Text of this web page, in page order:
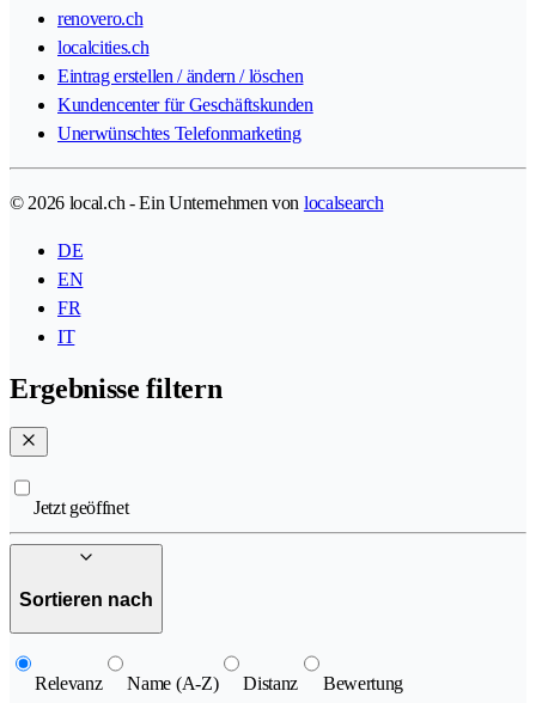
renovero.ch
localcities.ch
Eintrag erstellen / ändern / löschen
Kundencenter für Geschäftskunden
Unerwünschtes Telefonmarketing
© 2026 local.ch - Ein Unternehmen von localsearch
DE
EN
FR
IT
Ergebnisse filtern
Jetzt geöffnet
Sortieren nach
Relevanz Name (A-Z) Distanz Bewertung